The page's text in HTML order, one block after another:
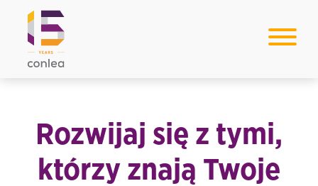
Rozwijaj się z tymi,
którzy znają Twoje